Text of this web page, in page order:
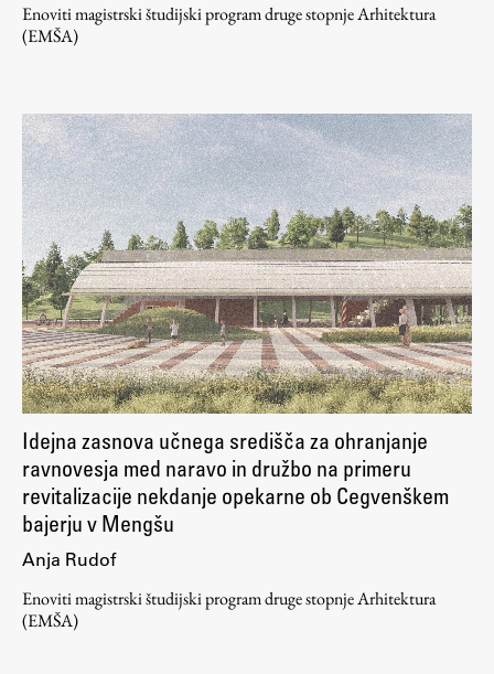
Enoviti magistrski študijski program druge stopnje Arhitektura
(EMŠA)
Idejna zasnova učnega središča za ohranjanje
ravnovesja med naravo in družbo na primeru
revitalizacije nekdanje opekarne ob Cegvenškem
bajerju v Mengšu
Anja Rudof
Enoviti magistrski študijski program druge stopnje Arhitektura
(EMŠA)